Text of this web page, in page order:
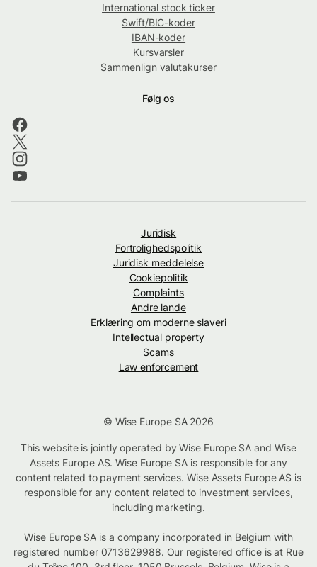
International stock ticker
Swift/BIC-koder
IBAN-koder
Kursvarsler
Sammenlign valutakurser
Følg os
Juridisk
Fortrolighedspolitik
Juridisk meddelelse
Cookiepolitik
Complaints
Andre lande
Erklæring om moderne slaveri
Intellectual property
Scams
Law enforcement
© Wise Europe SA 2026
This website is jointly operated by Wise Europe SA and Wise
Assets Europe AS. Wise Europe SA is responsible for any
content related to payment services. Wise Assets Europe AS is
responsible for any content related to investment services,
including marketing.
Wise Europe SA is a company incorporated in Belgium with
registered number 0713629988. Our registered office is at Rue